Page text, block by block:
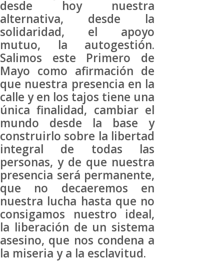
desde hoy nuestra
alternativa, desde la
solidaridad, el apoyo
mutuo, la autogestión.
Salimos este Primero de
Mayo como afirmación de
que nuestra presencia en la
calle y en los tajos tiene una
única finalidad, cambiar el
mundo desde la base y
construirlo sobre la libertad
integral de todas las
personas, y de que nuestra
presencia será permanente,
que no decaeremos en
nuestra lucha hasta que no
consigamos nuestro ideal,
la liberación de un sistema
asesino, que nos condena a
la miseria y a la esclavitud.